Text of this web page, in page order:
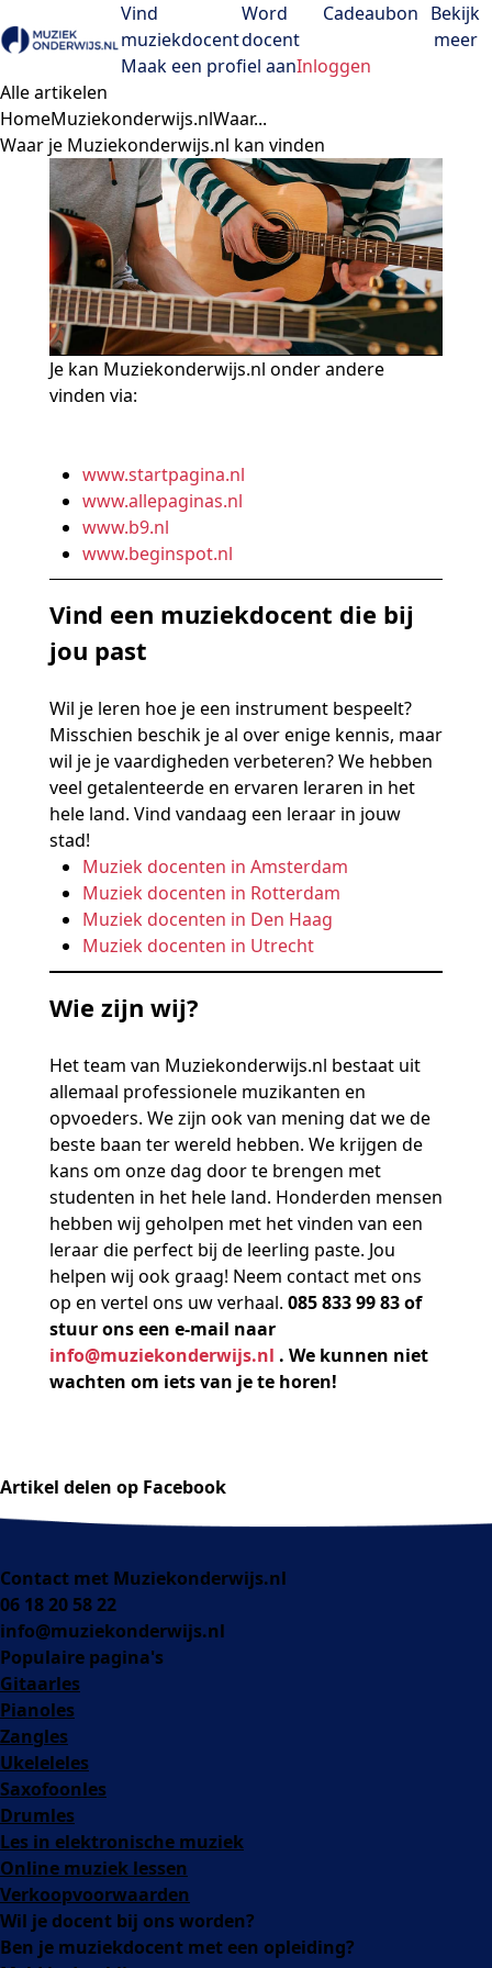
Open menu
Vind
muziekdocent
Word
docent
Cadeaubon Bekijk
meer
Maak een profiel aanInloggen
Alle artikelen
HomeMuziekonderwijs.nlWaar...
Waar je Muziekonderwijs.nl kan vinden
Je kan Muziekonderwijs.nl onder andere
vinden via:
www.startpagina.nl
www.allepaginas.nl
www.b9.nl
www.beginspot.nl
Vind een muziekdocent die bij
jou past
Wil je leren hoe je een instrument bespeelt?
Misschien beschik je al over enige kennis, maar
wil je je vaardigheden verbeteren? We hebben
veel getalenteerde en ervaren leraren in het
hele land. Vind vandaag een leraar in jouw
stad!
Muziek docenten in Amsterdam
Muziek docenten in Rotterdam
Muziek docenten in Den Haag
Muziek docenten in Utrecht
Wie zijn wij?
Het team van Muziekonderwijs.nl bestaat uit
allemaal professionele muzikanten en
opvoeders. We zijn ook van mening dat we de
beste baan ter wereld hebben. We krijgen de
kans om onze dag door te brengen met
studenten in het hele land. Honderden mensen
hebben wij geholpen met het vinden van een
leraar die perfect bij de leerling paste. Jou
helpen wij ook graag! Neem contact met ons
op en vertel ons uw verhaal. 085 833 99 83of
stuur ons een e-mail naar
info@muziekonderwijs.nl . We kunnen niet
wachten om iets van je te horen!
Artikel delen op Facebook
Contact met Muziekonderwijs.nl
06 18 20 58 22
info@muziekonderwijs.nl
Populaire pagina's
Gitaarles
Pianoles
Zangles
Ukeleleles
Saxofoonles
Drumles
Les in elektronische muziek
Online muziek lessen
Verkoopvoorwaarden
Wil je docent bij ons worden?
Ben je muziekdocent met een opleiding?